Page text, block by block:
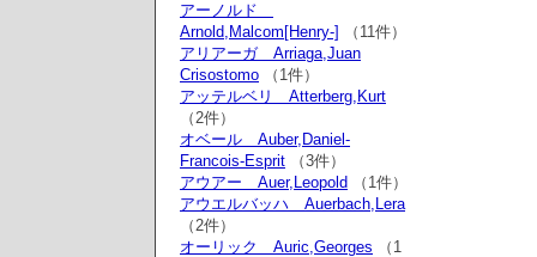
アーノルド
Arnold,Malcom[Henry-]
（11件）
アリアーガ Arriaga,Juan
Crisostomo （1件）
アッテルベリ Atterberg,Kurt
（2件）
オベール Auber,Daniel-
Francois-Esprit （3件）
アウアー Auer,Leopold （1件）
アウエルバッハ Auerbach,Lera
（2件）
オーリック Auric,Georges （1